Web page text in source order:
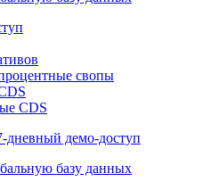
свопы
CDS
дневный демо-доступ
базу данных